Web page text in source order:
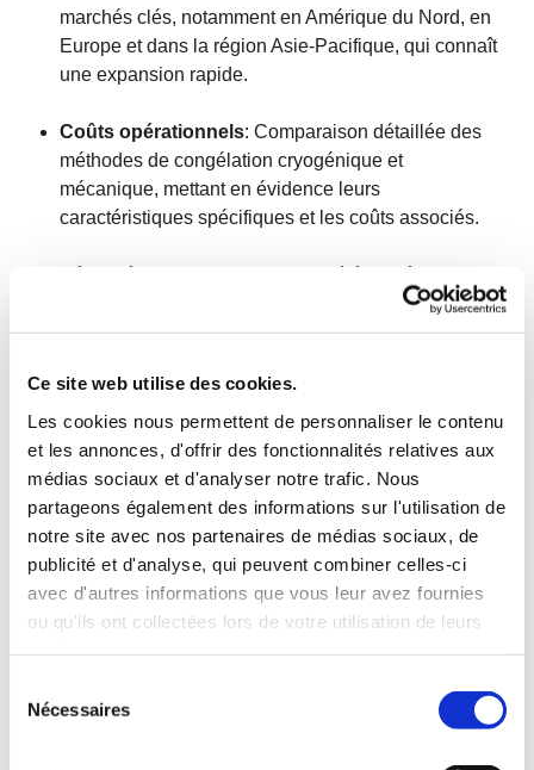
Ce site web utilise des cookies.
Les cookies nous permettent de personnaliser le contenu
et les annonces, d'offrir des fonctionnalités relatives aux
médias sociaux et d'analyser notre trafic. Nous
partageons également des informations sur l'utilisation de
notre site avec nos partenaires de médias sociaux, de
publicité et d'analyse, qui peuvent combiner celles-ci
avec d'autres informations que vous leur avez fournies
ou qu'ils ont collectées lors de votre utilisation de leurs
Nécessaires
marchés clés, notamment en Amérique du Nord, en
Europe et dans la région Asie-Pacifique, qui connaît
une expansion rapide.
Coûts opérationnels: Comparaison détaillée des
méthodes de congélation cryogénique et
mécanique, mettant en évidence leurs
caractéristiques spécifiques et les coûts associés.
L’importance des solutions de nettoyage avancées
et des technologies à haut rendement énergétique
Technologie de congélation cryogénique
ou mécanique :
Le livre blanc examine les deux principales méthodes
de congélation du fromage IQF : la congélation
cryogénique et la congélation mécanique. La
congélation cryogénique, qui utilise de l’azote liquide ou
d’exploitation plus élevés en raison de la nécessité
d’utiliser des volumes importants de réfrigérant. En